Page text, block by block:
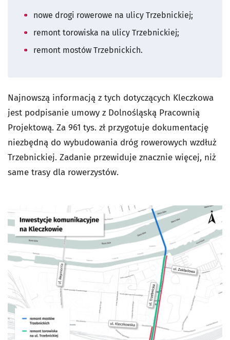
nowe drogi rowerowe na ulicy Trzebnickiej;
remont torowiska na ulicy Trzebnickiej;
remont mostów Trzebnickich.
Najnowszą informacją z tych dotyczących Kleczkowa
jest podpisanie umowy z Dolnośląską Pracownią
Projektową. Za 961 tys. zł przygotuje dokumentację
niezbędną do wybudowania dróg rowerowych wzdłuż
Trzebnickiej. Zadanie przewiduje znacznie więcej, niż
same trasy dla rowerzystów.